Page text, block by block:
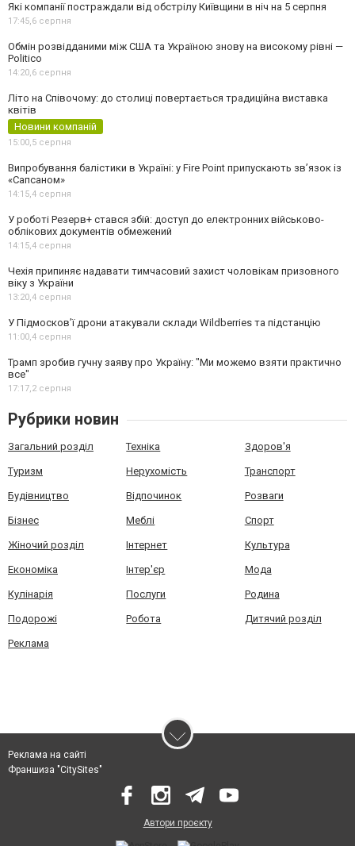
Які компанії постраждали від обстрілу Київщини в ніч на 5 серпня
17:45,6 серпня
Обмін розвідданими між США та Україною знову на високому рівні —
Politico
14:20,6 серпня
Літо на Співочому: до столиці повертається традиційна виставка
квітів
Новини компаній
15:00,5 серпня
Випробування балістики в Україні: у Fire Point припускають зв’язок із
«Сапсаном»
14:15,4 серпня
У роботі Резерв+ стався збій: доступ до електронних військово-
облікових документів обмежений
14:15,4 серпня
Чехія припиняє надавати тимчасовий захист чоловікам призовного
віку з України
13:20,4 серпня
У Підмосков’ї дрони атакували склади Wildberries та підстанцію
11:00,4 серпня
Трамп зробив гучну заяву про Україну: "Ми можемо взяти практично
все"
17:17,2 серпня
Рубрики новин
Загальний розділ Техніка Здоров'я
Туризм Нерухомість Транспорт
Будівництво Відпочинок Розваги
Бізнес Меблі Спорт
Жіночий розділ Інтернет Культура
Економіка Інтер'єр Мода
Кулінарія Послуги Родина
Подорожі Робота Дитячий розділ
Реклама
Реклама на сайті
Франшиза "CitySites"
Автори проєкту